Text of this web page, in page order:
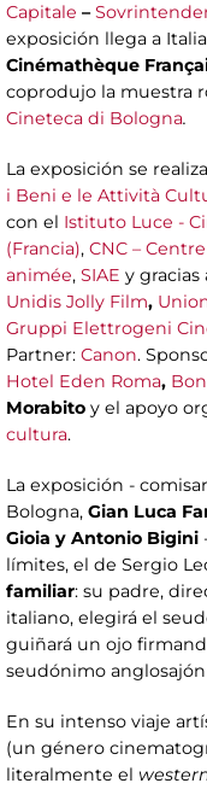
Capitale –
exposición llega a
Cinémathèque
coprodujo la muestra
Cineteca di Bologna.
La exposición se
i Beni e le Attività
con el Istituto Luce -
(Francia), CNC –
animée, SIAE y gracias
Unidis Jolly Film,
Gruppi Elettrogeni
Partner: Canon.
Hotel Eden Roma,
Morabito y el apoyo
cultura.
La exposición -
Bologna, Gian Luca
Gioia y Antonio Bigini
límites, el de Sergio
familiar: su padre,
italiano, elegirá el
guiñará un ojo
seudónimo
En su intenso viaje
(un género
literalmente el